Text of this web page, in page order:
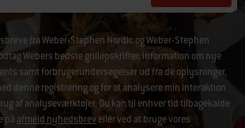
fra Weber-Stephen Nordic og Weber-Stephen
Webers bedste grillopskrifter, information om nye
samt forbrugerundersøgelser ud fra de oplysninger,
denne registrering og for at analysere min interaktion
af analyseværktøjer. Du kan til enhver tid tilbagekalde
på afmeld nyhedsbreveller ved at bruge vores